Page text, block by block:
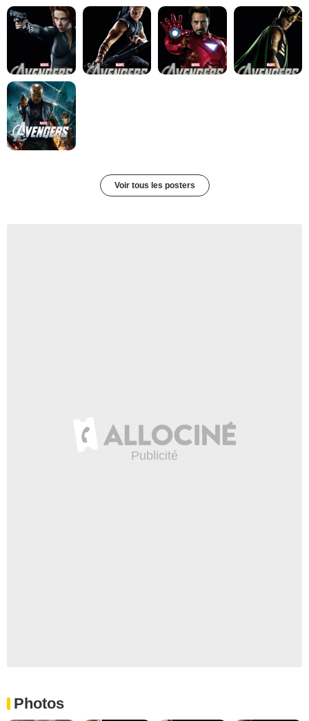
Voir tous les posters
Photos